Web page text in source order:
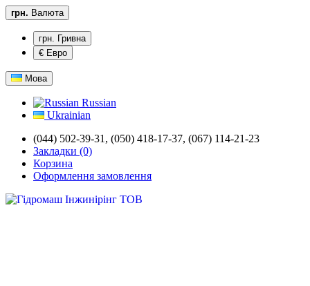
грн. Валюта
грн. Гривна
€ Евро
Мова
Russian
Ukrainian
(044) 502-39-31, (050) 418-17-37, (067) 114-21-23
Закладки (0)
Корзина
Оформлення замовлення